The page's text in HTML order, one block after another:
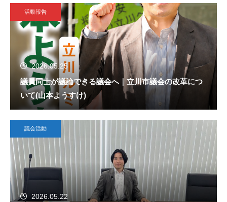
活動報告
2026.05.25
議員同士が議論できる議会へ｜立川市議会の改革につ
いて(山本ようすけ)
議会活動
2026.05.22